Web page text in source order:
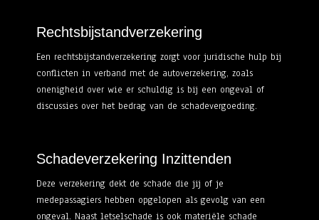
Rechtsbijstandverzekering
Een rechtsbijstandverzekering zorgt voor juridische hulp bij
conflicten in verband met de autoverzekering, zoals
onenigheid over wie er schuldig is bij een ongeval of
discussies over het bedrag van de schadevergoeding.
Schadeverzekering Inzittenden
Deze verzekering dekt de schade die jij of je
medepassagiers hebben opgelopen als gevolg van een
ongeval. Naast letselschade is ook materiële schade